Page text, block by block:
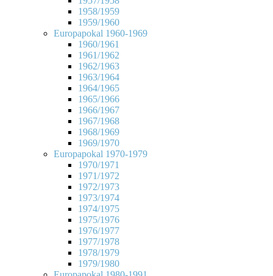
1958/1959
1959/1960
Europapokal 1960-1969
1960/1961
1961/1962
1962/1963
1963/1964
1964/1965
1965/1966
1966/1967
1967/1968
1968/1969
1969/1970
Europapokal 1970-1979
1970/1971
1971/1972
1972/1973
1973/1974
1974/1975
1975/1976
1976/1977
1977/1978
1978/1979
1979/1980